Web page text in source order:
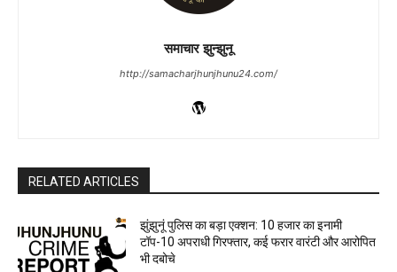
समाचार झुन्झुनू
http://samacharjhunjhunu24.com/
RELATED ARTICLES
झुंझुनूं पुलिस का बड़ा एक्शन: 10 हजार का इनामी
टॉप-10 अपराधी गिरफ्तार, कई फरार वारंटी और आरोपित
भी दबोचे